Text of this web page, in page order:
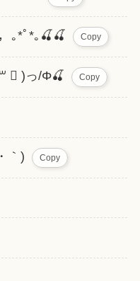
｡*ﾟ*｡🍒🍒 Copy
)っ/Φ🍒 Copy
｀) Copy